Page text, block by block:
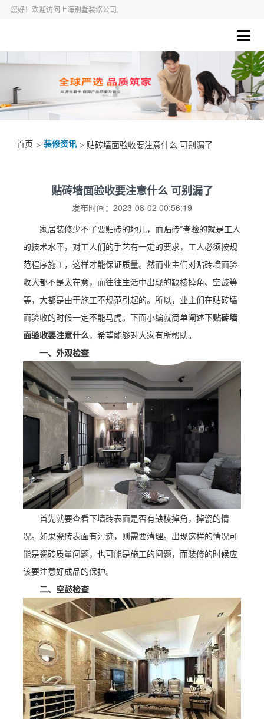
您好！欢迎访问上海别墅装修公司
首页 > 装修资讯 > 贴砖墙面验收要注意什么 可别漏了
贴砖墙面验收要注意什么 可别漏了
发布时间：2023-08-02 00:56:19
家居装修少不了要贴砖的地儿，而贴砖*考验的就是工人
的技术水平，对工人们的手艺有一定的要求，工人必须按规
范程序施工，这样才能保证质量。然而业主们对贴砖墙面验
收大都不是太在意，而往往生活中出现的缺棱掉角、空鼓等
等，大都是由于施工不规范引起的。所以，业主们在贴砖墙
面验收的时候一定不能马虎。下面小编就简单阐述下贴砖墙
面验收要注意什么，希望能够对大家有所帮助。
一、外观检查
首先就要查看下墙砖表面是否有缺棱掉角，掉瓷的情
况。如果瓷砖表面有污迹，则需要清理。出现这样的情况可
能是瓷砖质量问题，也可能是施工的问题，而装修的时候应
该要注意好成品的保护。
二、空鼓检查